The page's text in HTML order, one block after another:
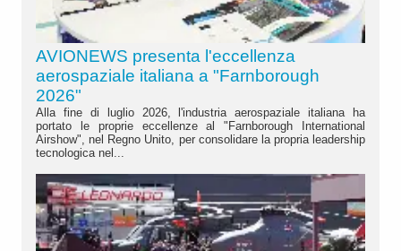
AVIONEWS presenta l'eccellenza
aerospaziale italiana a "Farnborough
2026"
Alla fine di luglio 2026, l'industria aerospaziale italiana ha
portato le proprie eccellenze al "Farnborough International
Airshow", nel Regno Unito, per consolidare la propria leadership
tecnologica nel...